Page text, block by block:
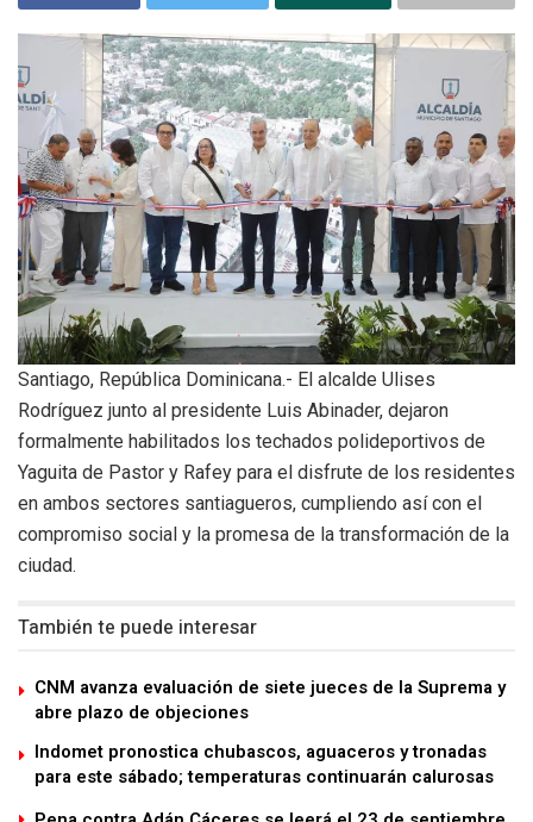
Santiago, República Dominicana.- El alcalde Ulises
Rodríguez junto al presidente Luis Abinader, dejaron
formalmente habilitados los techados polideportivos de
Yaguita de Pastor y Rafey para el disfrute de los residentes
en ambos sectores santiagueros, cumpliendo así con el
compromiso social y la promesa de la transformación de la
ciudad.
También te puede interesar
CNM avanza evaluación de siete jueces de la Suprema y
abre plazo de objeciones
Indomet pronostica chubascos, aguaceros y tronadas
para este sábado; temperaturas continuarán calurosas